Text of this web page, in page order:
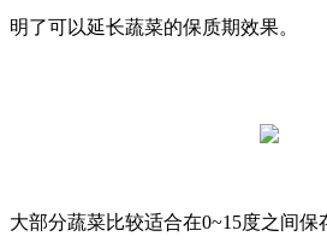
明了可以延长蔬菜的保质期效果。
大部分蔬菜比较适合在0~15度之间保